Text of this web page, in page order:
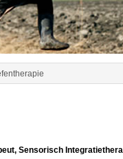
Sensorisch